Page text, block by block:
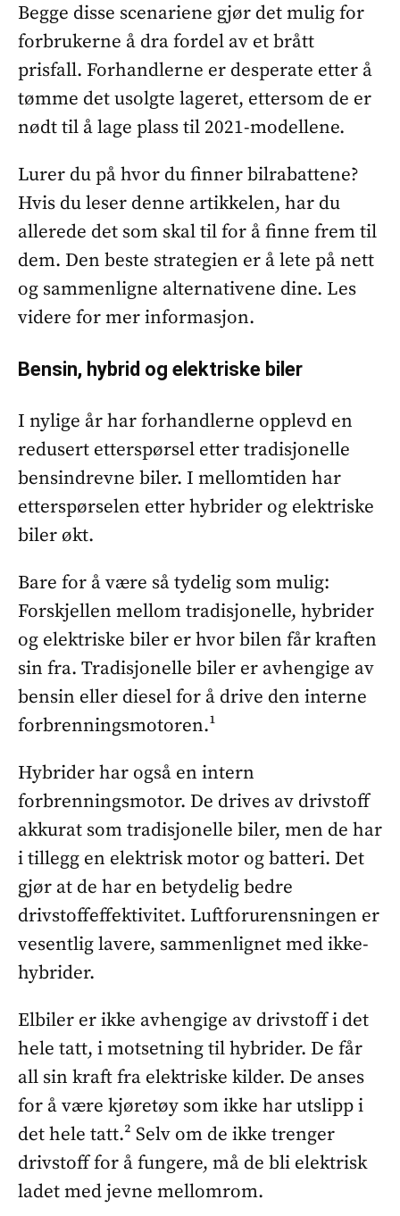
Begge disse scenariene gjør det mulig for
forbrukerne å dra fordel av et brått
prisfall. Forhandlerne er desperate etter å
tømme det usolgte lageret, ettersom de er
nødt til å lage plass til 2021-modellene.
Lurer du på hvor du finner bilrabattene?
Hvis du leser denne artikkelen, har du
allerede det som skal til for å finne frem til
dem. Den beste strategien er å lete på nett
og sammenligne alternativene dine. Les
videre for mer informasjon.
Bensin, hybrid og elektriske biler
I nylige år har forhandlerne opplevd en
redusert etterspørsel etter tradisjonelle
bensindrevne biler. I mellomtiden har
etterspørselen etter hybrider og elektriske
biler økt.
Bare for å være så tydelig som mulig:
Forskjellen mellom tradisjonelle, hybrider
og elektriske biler er hvor bilen får kraften
sin fra. Tradisjonelle biler er avhengige av
bensin eller diesel for å drive den interne
forbrenningsmotoren.¹
Hybrider har også en intern
forbrenningsmotor. De drives av drivstoff
akkurat som tradisjonelle biler, men de har
i tillegg en elektrisk motor og batteri. Det
gjør at de har en betydelig bedre
drivstoffeffektivitet. Luftforurensningen er
vesentlig lavere, sammenlignet med ikke-
hybrider.
Elbiler er ikke avhengige av drivstoff i det
hele tatt, i motsetning til hybrider. De får
all sin kraft fra elektriske kilder. De anses
for å være kjøretøy som ikke har utslipp i
det hele tatt.² Selv om de ikke trenger
drivstoff for å fungere, må de bli elektrisk
ladet med jevne mellomrom.